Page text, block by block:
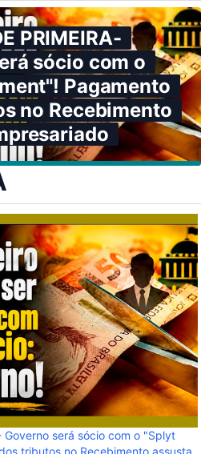
PRIMEIRA-
sócio com o
Pagamento
no Recebimento